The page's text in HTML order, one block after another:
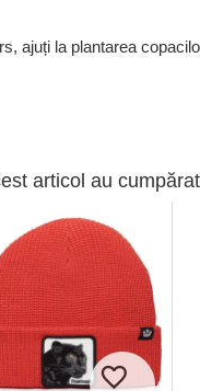
ajuți la plantarea
articol au